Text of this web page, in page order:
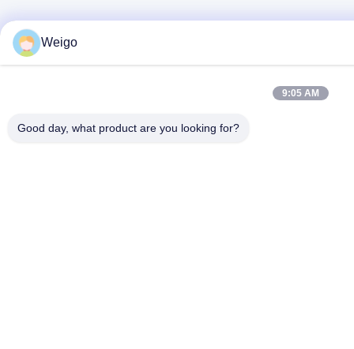
Weigo
9:05 AM
Good day, what product are you looking for?